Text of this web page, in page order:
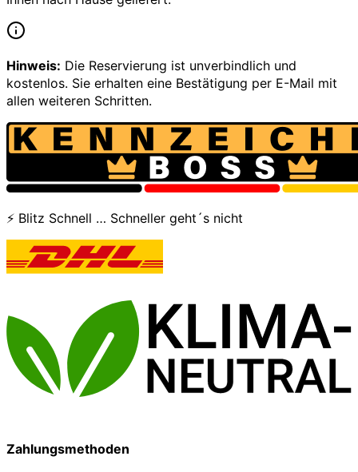
Hinweis: Die Reservierung ist unverbindlich und
kostenlos. Sie erhalten eine Bestätigung per E-Mail mit
allen weiteren Schritten.
⚡ Blitz Schnell … Schneller geht´s nicht
Zahlungsmethoden